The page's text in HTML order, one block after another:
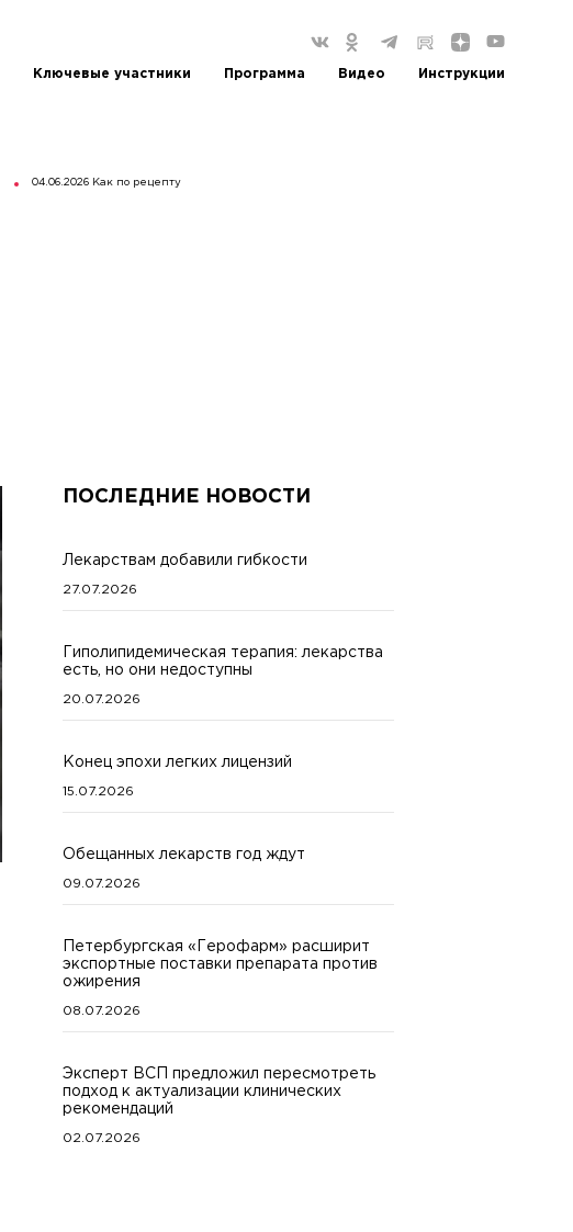
Ключевые участники Программа Видео Инструкции
04.06.2026 Как по рецепту
ПОСЛЕДНИЕ НОВОСТИ
Лекарствам добавили гибкости
27.07.2026
Гиполипидемическая терапия: лекарства
есть, но они недоступны
20.07.2026
Конец эпохи легких лицензий
15.07.2026
Обещанных лекарств год ждут
09.07.2026
Петербургская «Герофарм» расширит
экспортные поставки препарата против
ожирения
08.07.2026
Эксперт ВСП предложил пересмотреть
подход к актуализации клинических
рекомендаций
02.07.2026